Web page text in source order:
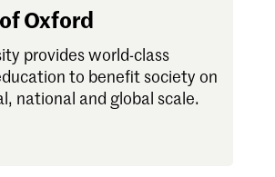
Oxford
provides world-class
to benefit society on
national and global scale.